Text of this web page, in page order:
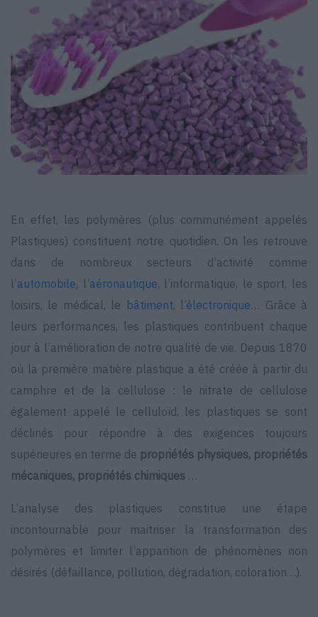
En effet, les polymères (plus communément appelés
Plastiques) constituent notre quotidien. On les retrouve
dans de nombreux secteurs d’activité comme
l’automobile, l’aéronautique, l’informatique, le sport, les
loisirs, le médical, le bâtiment, l’électronique… Grâce à
leurs performances, les plastiques contribuent chaque
jour à l’amélioration de notre qualité de vie. Depuis 1870
où la première matière plastique a été créée à partir du
camphre et de la cellulose : le nitrate de cellulose
également appelé le celluloïd, les plastiques se sont
déclinés pour répondre à des exigences toujours
supérieures en terme de propriétés physiques, propriétés
mécaniques, propriétés chimiques …
L’analyse des plastiques constitue une étape
incontournable pour maitriser la transformation des
polymères et limiter l’apparition de phénomènes non
désirés (défaillance, pollution, dégradation, coloration…).